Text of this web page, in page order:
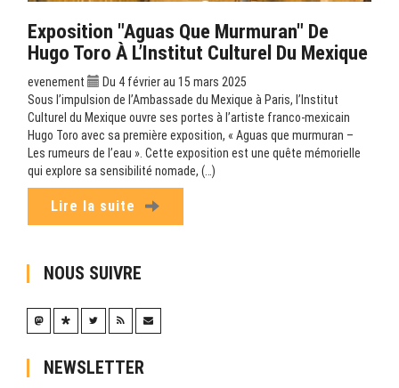
Exposition "Aguas Que Murmuran" De
Hugo Toro À L’Institut Culturel Du Mexique
evenement
Du 4 février au 15 mars 2025
Sous l’impulsion de l’Ambassade du Mexique à Paris, l’Institut
Culturel du Mexique ouvre ses portes à l’artiste franco-mexicain
Hugo Toro avec sa première exposition, « Aguas que murmuran –
Les rumeurs de l’eau ». Cette exposition est une quête mémorielle
qui explore sa sensibilité nomade, (…)
Lire la suite
NOUS SUIVRE
NEWSLETTER